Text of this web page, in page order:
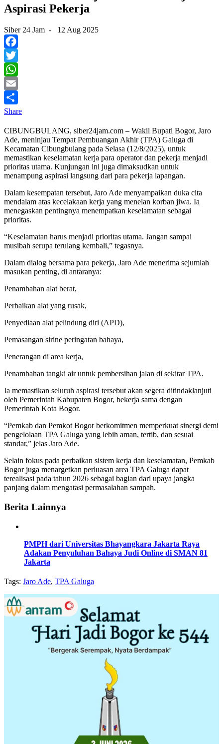
Aspirasi Pekerja
Siber 24 Jam - 12 Aug 2025
Facebook
Twitter
WhatsApp
Email
Share
CIBUNGBULANG, siber24jam.com – Wakil Bupati Bogor, Jaro
Ade, meninjau Tempat Pembuangan Akhir (TPA) Galuga di
Kecamatan Cibungbulang pada Selasa (12/8/2025), untuk
memastikan keselamatan kerja para operator dan pekerja menjadi
prioritas utama. Kunjungan ini juga dimaksudkan untuk
menampung aspirasi langsung dari para pekerja lapangan.
Dalam kesempatan tersebut, Jaro Ade menyampaikan duka cita
mendalam atas kecelakaan kerja yang menelan korban jiwa. Ia
menegaskan pentingnya menempatkan keselamatan sebagai
prioritas.
“Keselamatan harus menjadi prioritas utama. Jangan sampai
musibah serupa terulang kembali,” tegasnya.
Dalam dialog bersama para pekerja, Jaro Ade menerima sejumlah
masukan penting, di antaranya:
Penambahan alat berat,
Perbaikan alat yang rusak,
Penyediaan alat pelindung diri (APD),
Pemasangan sirine peringatan bahaya,
Penerangan di area kerja,
Penambahan tangki air untuk pembersihan jalan di sekitar TPA.
Ia memastikan seluruh aspirasi tersebut akan segera ditindaklanjuti
oleh Pemerintah Kabupaten Bogor, bekerja sama dengan
Pemerintah Kota Bogor.
“Pemkab dan Pemkot Bogor berkomitmen memperkuat sinergi demi
pengelolaan TPA Galuga yang lebih aman, tertib, dan sesuai
standar,” jelas Jaro Ade.
Selain fokus pada perbaikan sistem kerja dan keselamatan, Pemkab
Bogor juga menargetkan perluasan area TPA Galuga dapat
terealisasi pada tahun 2026 sebagai bagian dari upaya jangka
panjang dalam mengatasi permasalahan sampah.
Berita Lainnya
PMPH dari Universitas Bhayangkara Jakarta Raya
Adakan Penyuluhan Bahaya Judi Online di SMAN 81
Jakarta
Tags: Jaro Ade, TPA Galuga